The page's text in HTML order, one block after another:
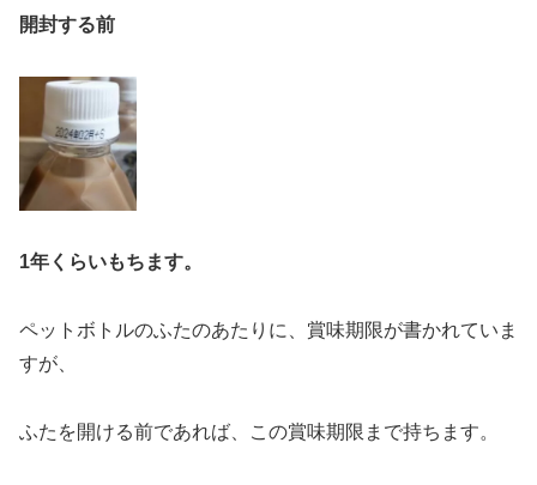
開封する前
1年くらいもちます。
ペットボトルのふたのあたりに、賞味期限が書かれていま
すが、
ふたを開ける前であれば、この賞味期限まで持ちます。